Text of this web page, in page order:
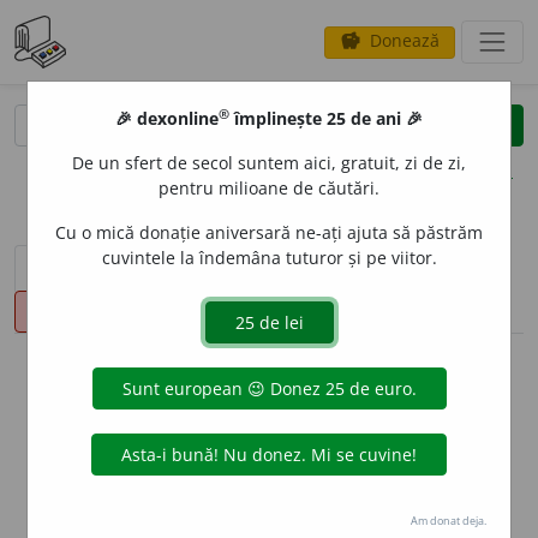
savings Donează
clear
opțiuni
sinteza definițiilor (1) definiții (80)
declinări
info
Aceste definiții sunt compilate de
echipa dexonline. Definițiile
originale se află pe filadefiniții.
Puteți reordona filele pe pagina de
🎉 dexonline® împlinește 25 de ani 🎉
De un sfert de secol suntem aici, gratuit, zi de zi,
pentru milioane de căutări.
Cu o mică donație aniversară ne-ați ajuta să păstrăm
cuvintele la îndemâna tuturor și pe viitor.
Am donat deja.